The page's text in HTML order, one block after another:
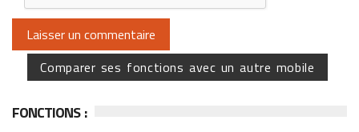
Comparer ses fonctions avec un autre mobile
FONCTIONS :